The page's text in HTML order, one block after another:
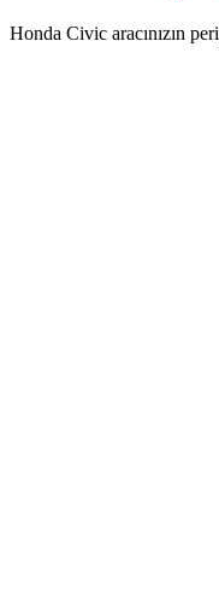
Honda Civic aracınızın